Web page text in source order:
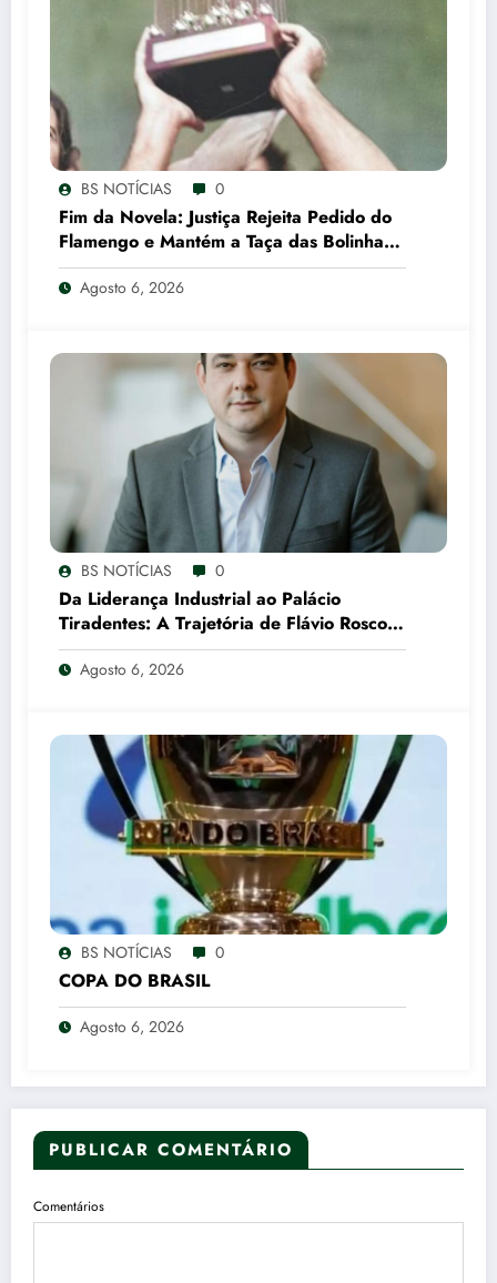
BS NOTÍCIAS 0
Fim da Novela: Justiça Rejeita Pedido do
Flamengo e Mantém a Taça das Bolinhas
com o São Paulo
Agosto 6, 2026
BS NOTÍCIAS 0
Da Liderança Industrial ao Palácio
Tiradentes: A Trajetória de Flávio Roscoe
e o Xadrez do Vice no PL
Agosto 6, 2026
BS NOTÍCIAS 0
COPA DO BRASIL
Agosto 6, 2026
PUBLICAR COMENTÁRIO
Comentários